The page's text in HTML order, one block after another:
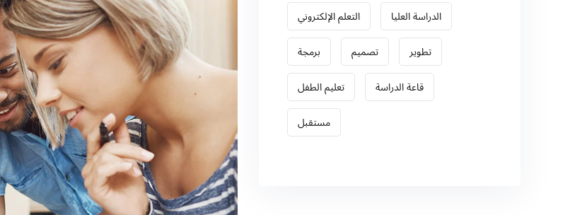
التعلم الإلكتروني
الدراسة العليا
برمجة
تصميم
تطوير
تعليم الطفل
قاعة الدراسة
مستقبل